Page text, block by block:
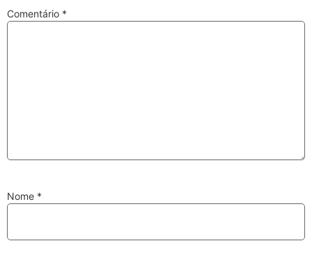
Comentário *
Nome *
Encontre o pneu correto para a sua